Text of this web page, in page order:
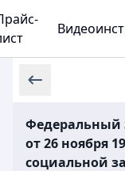
Федеральный
от 26 ноября
социальной